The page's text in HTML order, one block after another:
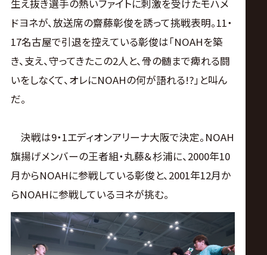
生え抜き選手の熱いファイトに刺激を受けたモハメ
ドヨネが、放送席の齋藤彰俊を誘って挑戦表明。11・
17名古屋で引退を控えている彰俊は「NOAHを築
き、支え、守ってきたこの2人と、骨の髄まで痺れる闘
いをしなくて、オレにNOAHの何が語れる!?」と叫ん
だ。
決戦は9・1エディオンアリーナ大阪で決定。NOAH
旗揚げメンバーの王者組・丸藤＆杉浦に、2000年10
月からNOAHに参戦している彰俊と、2001年12月か
らNOAHに参戦しているヨネが挑む。